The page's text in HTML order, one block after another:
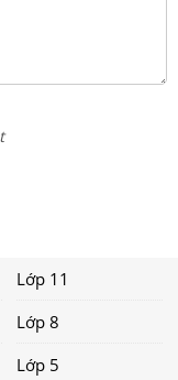
Lớp 11
Lớp 8
Lớp 5